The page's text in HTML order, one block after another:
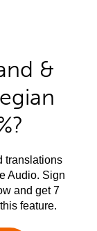
&
translations
Audio. Sign
and get 7
feature.